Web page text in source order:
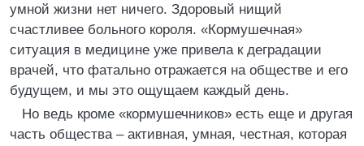
умной жизни нет ничего. Здоровый нищий
счастливее больного короля. «Кормушечная»
ситуация в медицине уже привела к деградации
врачей, что фатально отражается на обществе и его
будущем, и мы это ощущаем каждый день.
Но ведь кроме «кормушечников» есть еще и другая
часть общества – активная, умная, честная, которая